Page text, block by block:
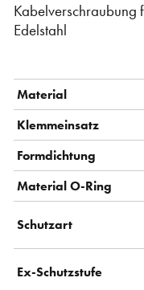
Kabelverschraubung
Edelstahl
Material
Klemmeinsatz
Formdichtung
Material O-Ring
Schutzart
Ex-Schutzstufe